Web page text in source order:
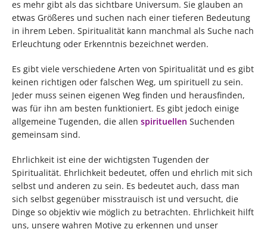
es mehr gibt als das sichtbare Universum. Sie glauben an
etwas Größeres und suchen nach einer tieferen Bedeutung
in ihrem Leben. Spiritualität kann manchmal als Suche nach
Erleuchtung oder Erkenntnis bezeichnet werden.
Es gibt viele verschiedene Arten von Spiritualität und es gibt
keinen richtigen oder falschen Weg, um spirituell zu sein.
Jeder muss seinen eigenen Weg finden und herausfinden,
was für ihn am besten funktioniert. Es gibt jedoch einige
allgemeine Tugenden, die allen spirituellen Suchenden
gemeinsam sind.
Ehrlichkeit ist eine der wichtigsten Tugenden der
Spiritualität. Ehrlichkeit bedeutet, offen und ehrlich mit sich
selbst und anderen zu sein. Es bedeutet auch, dass man
sich selbst gegenüber misstrauisch ist und versucht, die
Dinge so objektiv wie möglich zu betrachten. Ehrlichkeit hilft
uns, unsere wahren Motive zu erkennen und unser